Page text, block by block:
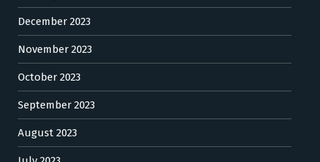
December 2023
November 2023
October 2023
September 2023
August 2023